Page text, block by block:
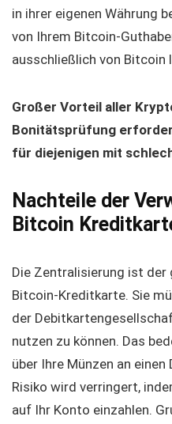
in ihrer eigenen Währung
von Ihrem Bitcoin-
ausschließlich von Bitcoin
Großer Vorteil aller
Bonitätsprüfung
für diejenigen mit
Nachteile der
Bitcoin
Die Zentralisierung ist
Bitcoin-Kreditkarte. Sie
der
nutzen zu können. Das
über Ihre Münzen an
Risiko wird verringert,
auf Ihr Konto einzahlen.